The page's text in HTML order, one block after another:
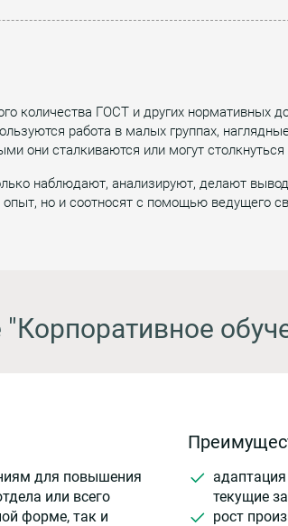
количества ГОСТ и других нормативных
работа в малых группах,
они сталкиваются или могут столкнуться
наблюдают, анализируют, делают
но и соотносят с помощью ведущего
для повышения
или всего
форме, так и
текущие
рост